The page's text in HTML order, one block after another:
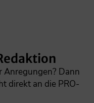
Anregungen? Dann
direkt an die PRO-